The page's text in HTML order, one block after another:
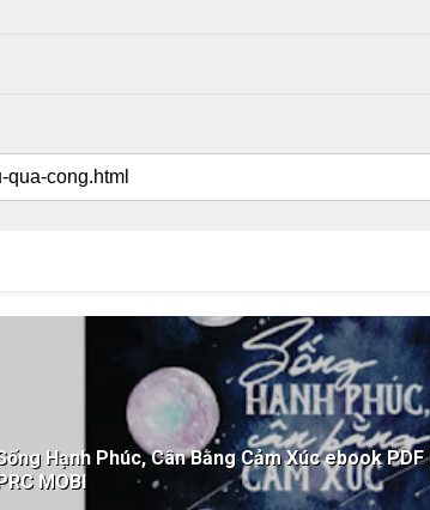
Hạnh Phúc, Cân Bằng Cảm Xúc ebook PDF
MOBI